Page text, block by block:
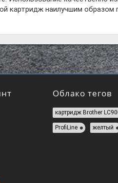
картридж наилучшим образом
Облако тегов
картридж Brother
ProfiLine желтый